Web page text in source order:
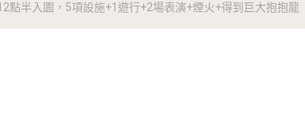
點半入園，5項設施+1遊行+2場表演+煙火+得到巨大抱抱龍